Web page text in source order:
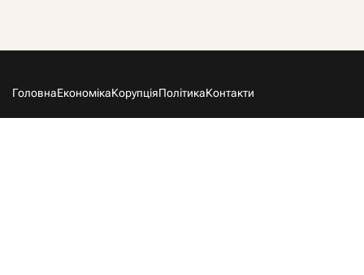
ГоловнаЕкономікаКорупціяПолітикаКонтакти